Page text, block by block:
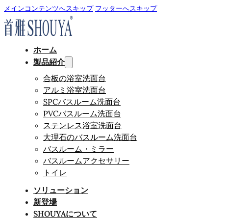
メインコンテンツへスキップ フッターへスキップ
ホーム
製品紹介
合板の浴室洗面台
アルミ浴室洗面台
SPCバスルーム洗面台
PVCバスルーム洗面台
ステンレス浴室洗面台
大理石のバスルーム洗面台
バスルーム・ミラー
バスルームアクセサリー
トイレ
ソリューション
新登場
SHOUYAについて